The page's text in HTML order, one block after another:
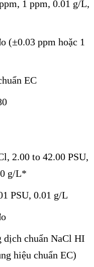
1 ppm, 0.01 g/L,
(±0.03 ppm hoặc 1
EC
2.00 to 42.00 PSU,
g/L*
PSU, 0.01 g/L
dịch chuẩn NaCl HI
hiệu chuẩn EC)